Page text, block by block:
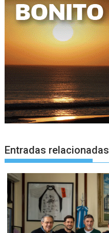
Entradas relacionadas